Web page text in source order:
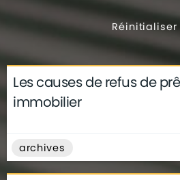
Réinitialiser
actualités architecture
conseils
technologie
Les causes de refus de
immobilier
archives